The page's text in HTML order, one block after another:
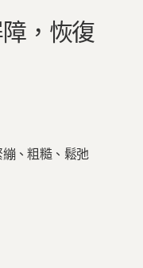
，恢復
、粗糙、鬆弛